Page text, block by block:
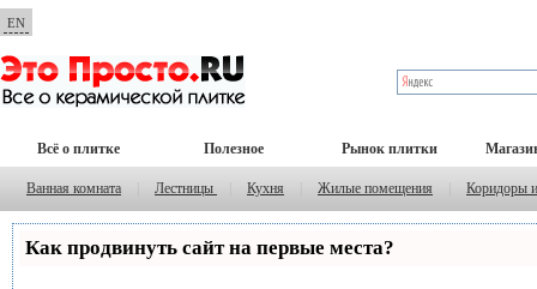
EN
Всё о плитке Полезное Рынок плитки
Ванная комната Лестницы Кухня Жилые помещения Коридоры
Как продвинуть сайт на первые места?